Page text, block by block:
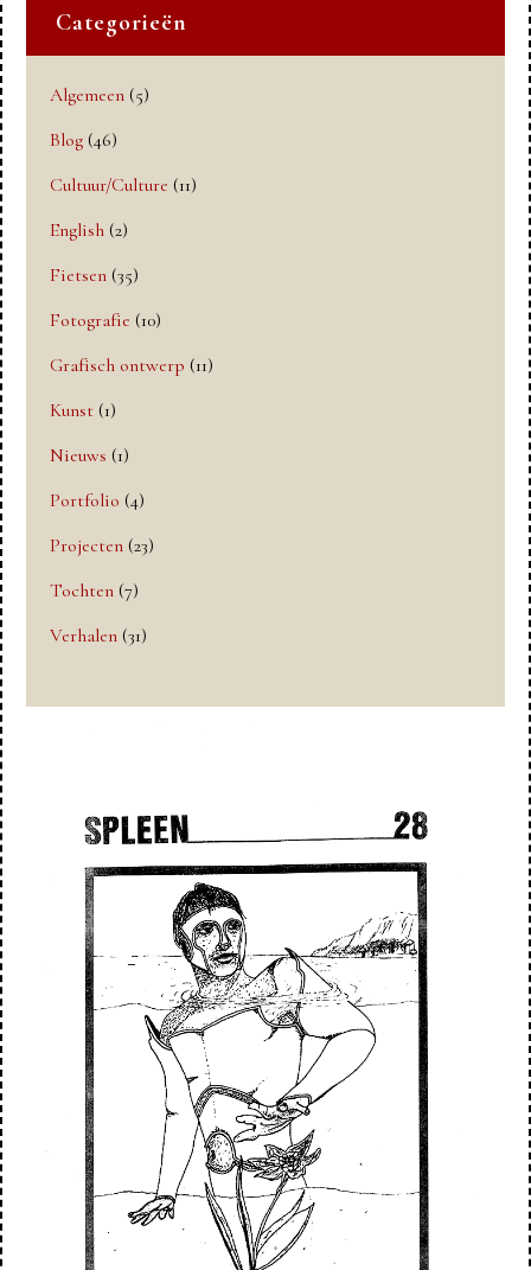
Categorieën
Algemeen (5)
Blog (46)
Cultuur/Culture (11)
English (2)
Fietsen (35)
Fotografie (10)
Grafisch ontwerp (11)
Kunst (1)
Nieuws (1)
Portfolio (4)
Projecten (23)
Tochten (7)
Verhalen (31)